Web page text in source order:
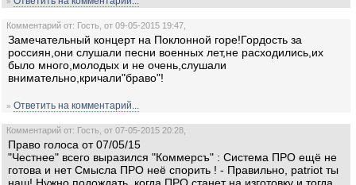
Комментарий от: Гость, от 09-05-2015 19:47,
Замечательный концерт на Поклонной горе!Гордость за
россиян,они слушали песни военных лет,не расходились,их
было много,молодых и не очень,слушали
внимательно,кричали"браво"!
» Ответить на комментарий...
Комментарий от: Гость, от 07-05-2015 20:28,
Право голоса от 07/05/15
"Честнее" всего выразился "Коммерсъ" : Система ПРО ещё не
готова и нет Смысла ПРО неё спорить ! - Правильно, patriot ты